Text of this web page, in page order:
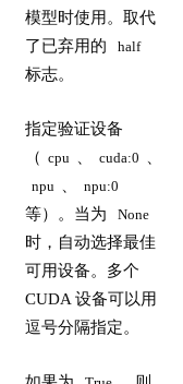
模型时使用。取代
了已弃用的
half
标志。
指定验证设备
（ cpu cuda:0
npu npu:0
等）。当为 None
时，自动选择最佳
可用设备。多个
CUDA 设备可以用
逗号分隔指定。